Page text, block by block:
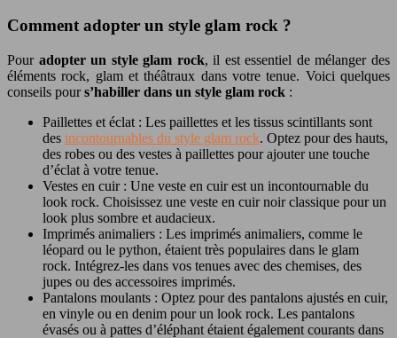
Comment adopter un style glam rock ?
Pour adopter un style glam rock, il est essentiel de mélanger des
éléments rock, glam et théâtraux dans votre tenue. Voici quelques
conseils pours’habiller dans un style glam rock :
Paillettes et éclat : Les paillettes et les tissus scintillants sont
des incontournables du style glam rock. Optez pour des hauts,
des robes ou des vestes à paillettes pour ajouter une touche
d’éclat à votre tenue.
Vestes en cuir : Une veste en cuir est un incontournable du
look rock. Choisissez une veste en cuir noir classique pour un
look plus sombre et audacieux.
Imprimés animaliers : Les imprimés animaliers, comme le
léopard ou le python, étaient très populaires dans le glam
rock. Intégrez-les dans vos tenues avec des chemises, des
jupes ou des accessoires imprimés.
Pantalons moulants : Optez pour des pantalons ajustés en cuir,
en vinyle ou en denim pour un look rock. Les pantalons
évasés ou à pattes d’éléphant étaient également courants dans